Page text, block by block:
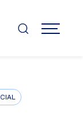
MENÚ